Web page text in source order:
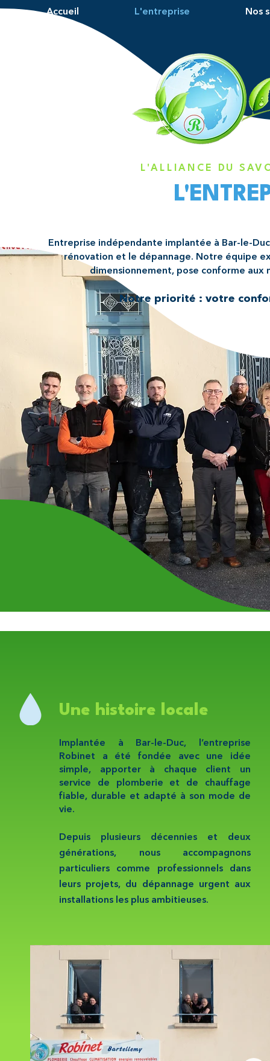
Accueil L'entreprise Nos
L'ALLIANCE DU
Entreprise indépendante implantée à Bar-le-
rénovation et le dépannage. Notre équipe
dimensionnement, pose conforme aux
Notre priorité : votre
Une histoire locale
Implantée à Bar-le-Duc, l’entreprise
Robinet a été fondée avec une idée
simple, apporter à chaque client un
service de plomberie et de chauffage
fiable, durable et adapté à son mode de
vie.
Depuis plusieurs décennies et deux
générations, nous accompagnons
particuliers comme professionnels dans
leurs projets, du dépannage urgent aux
installations les plus ambitieuses.